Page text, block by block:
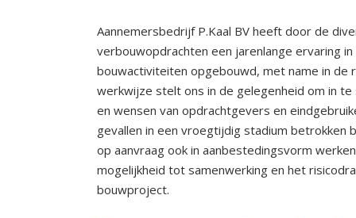
Aannemersbedrijf P.Kaal BV heeft door de
verbouwopdrachten een jarenlange ervaring in
bouwactiviteiten opgebouwd, met name in de
werkwijze stelt ons in de gelegenheid om in
en wensen van opdrachtgevers en
gevallen in een vroegtijdig stadium betrokken
op aanvraag ook in aanbestedingsvorm
mogelijkheid tot samenwerking en het
bouwproject.